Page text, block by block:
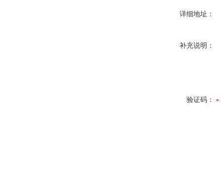
详细地址：
补充说明：
验证码：